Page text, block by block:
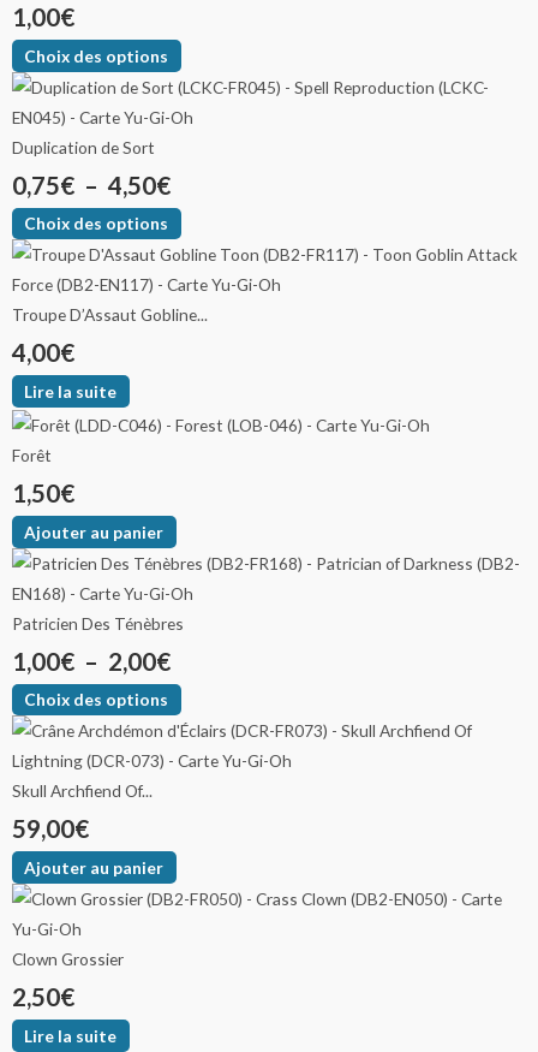
1,00€
Choix des options
Duplication de Sort
0,75€ – 4,50€
Choix des options
Troupe D’Assaut Gobline...
4,00€
Lire la suite
Forêt
1,50€
Ajouter au panier
Patricien Des Ténèbres
1,00€ – 2,00€
Choix des options
Skull Archfiend Of...
59,00€
Ajouter au panier
Clown Grossier
2,50€
Lire la suite